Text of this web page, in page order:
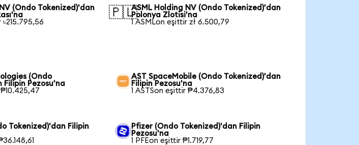
(Ondo Tokenized)'dan
🇵🇱ASML Holding NV (Ondo Tokenized)'dan
Polonya Zlotisi'na
1 ASMLon eşittir zł 6.500,79
(Ondo
Filipin Pezosu'na
AST SpaceMobile (Ondo Tokenized)'dan
Filipin Pezosu'na
1 ASTSon eşittir ₱4.376,83
Tokenized)'dan Filipin
Pfizer (Ondo Tokenized)'dan Filipin
Pezosu'na
1 PFEon eşittir ₱1.719,77